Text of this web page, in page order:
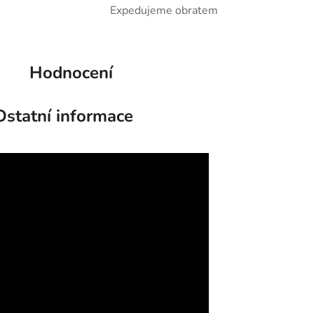
Expedujeme obratem
Hodnocení
informace